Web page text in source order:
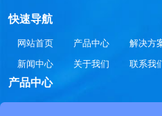
快速导航
网站首页 产品中心 解决方
新闻中心
关于我们 联系我
产品中心